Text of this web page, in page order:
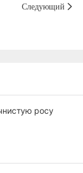
Следующий
росу